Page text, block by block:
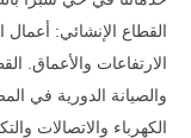
القطاع الإنشائي:
الارتفاعات والأعماق.
والصيانة الدورية في
الكهرباء والاتصالات